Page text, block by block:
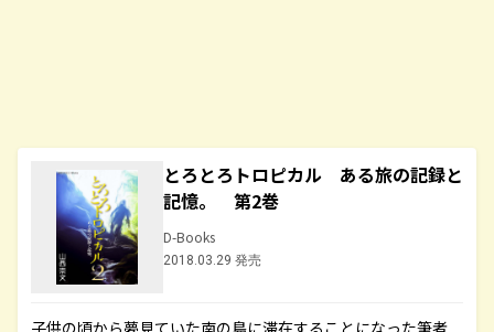
とろとろトロピカル ある旅の記録と
記憶。 第2巻
D-Books
2018.03.29 発売
子供の頃から夢見ていた南の島に滞在することになった筆者